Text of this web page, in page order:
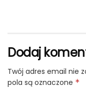
Dodaj
Twój adres email nie
pola są oznaczone *